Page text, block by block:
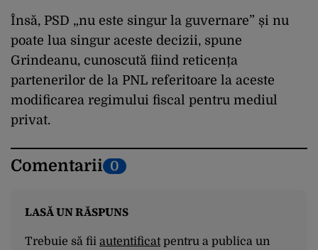
Însă, PSD „nu este singur la guvernare” și nu
poate lua singur aceste decizii, spune
Grindeanu, cunoscută fiind reticența
partenerilor de la PNL referitoare la aceste
modificarea regimului fiscal pentru mediul
privat.
Comentarii 0
LASĂ UN RĂSPUNS
Trebuie să fii autentificatpentru a publica un